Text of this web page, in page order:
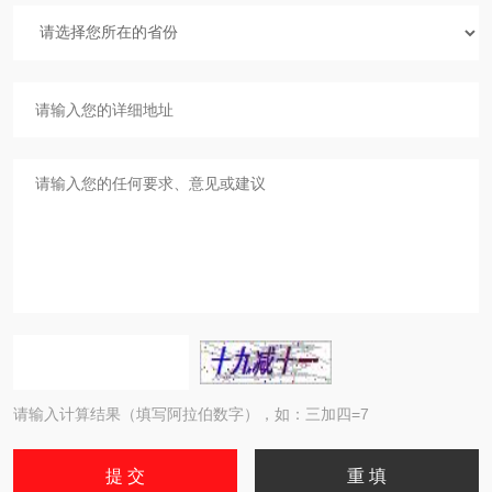
请输入计算结果（填写阿拉伯数字），如：三加四=7